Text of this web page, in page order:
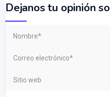
Dejanos tu opinión